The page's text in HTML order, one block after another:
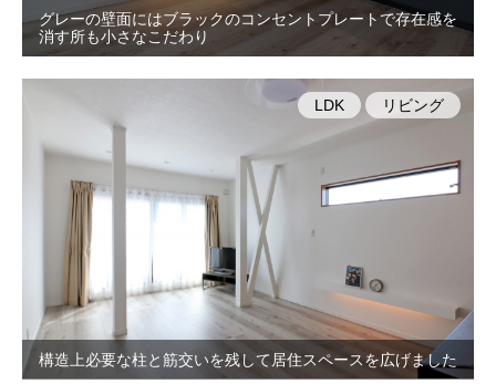
グレーの壁面にはブラックのコンセントプレートで存在感を
消す所も小さなこだわり
構造上必要な柱と筋交いを残して居住スペースを広げました
LDK リビング